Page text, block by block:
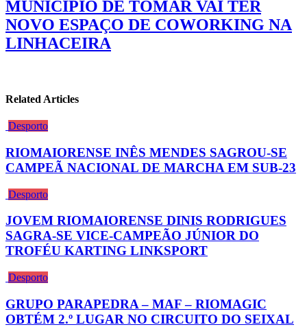
MUNICÍPIO DE TOMAR VAI TER
NOVO ESPAÇO DE COWORKING NA
LINHACEIRA
Related Articles
Desporto
RIOMAIORENSE INÊS MENDES SAGROU-SE
CAMPEÃ NACIONAL DE MARCHA EM SUB-23
Desporto
JOVEM RIOMAIORENSE DINIS RODRIGUES
SAGRA-SE VICE-CAMPEÃO JÚNIOR DO
TROFÉU KARTING LINKSPORT
Desporto
GRUPO PARAPEDRA – MAF – RIOMAGIC
OBTÉM 2.º LUGAR NO CIRCUITO DO SEIXAL